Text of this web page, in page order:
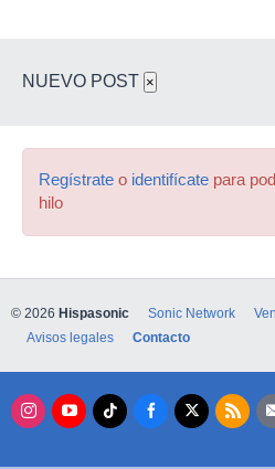
NUEVO POST ×
Regístrate o identifícate para
hilo
© 2026 Hispasonic Sonic Network
Avisos legales
Contacto